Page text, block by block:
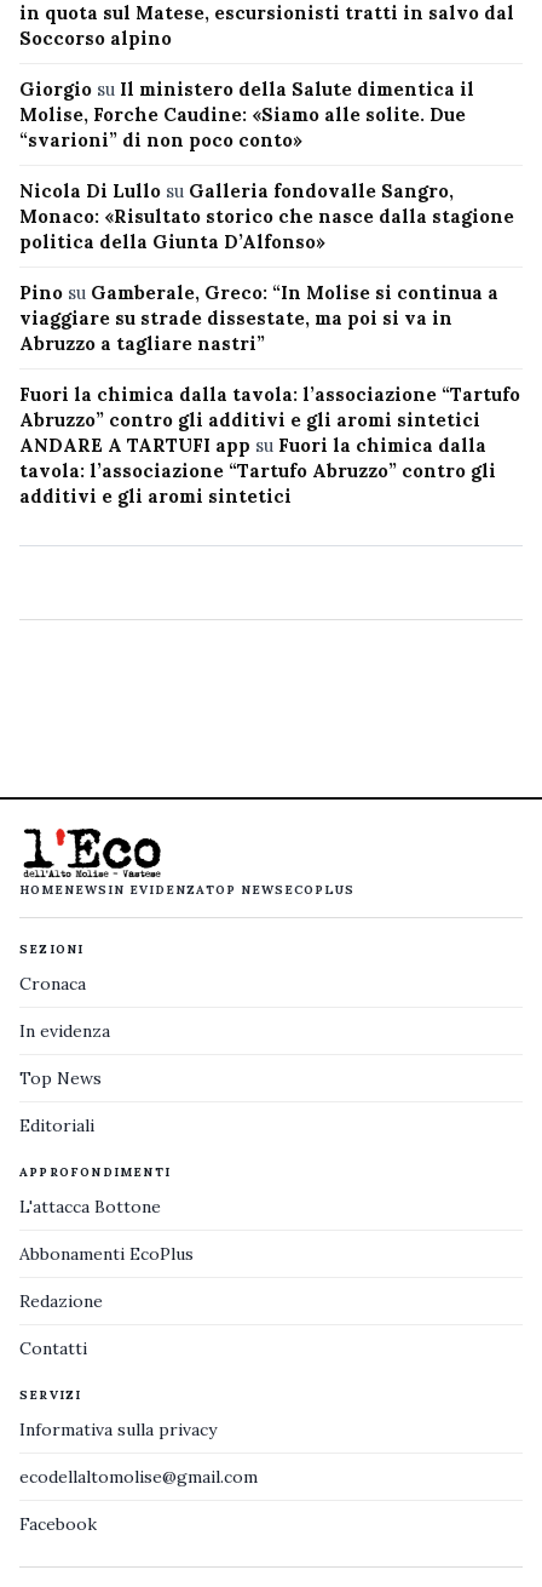
in quota sul Matese, escursionisti tratti in salvo dal
Soccorso alpino
Giorgio su Il ministero della Salute dimentica il
Molise, Forche Caudine: «Siamo alle solite. Due
“svarioni” di non poco conto»
Nicola Di Lullo su Galleria fondovalle Sangro,
Monaco: «Risultato storico che nasce dalla stagione
politica della Giunta D’Alfonso»
Pino su Gamberale, Greco: “In Molise si continua a
viaggiare su strade dissestate, ma poi si va in
Abruzzo a tagliare nastri”
Fuori la chimica dalla tavola: l’associazione “Tartufo
Abruzzo” contro gli additivi e gli aromi sintetici
ANDARE A TARTUFI app su Fuori la chimica dalla
tavola: l’associazione “Tartufo Abruzzo” contro gli
additivi e gli aromi sintetici
HOMENEWS IN EVIDENZATOP NEWS ECOPLUS
SEZIONI
Cronaca
In evidenza
Top News
Editoriali
APPROFONDIMENTI
L'attacca Bottone
Abbonamenti EcoPlus
Redazione
Contatti
SERVIZI
Informativa sulla privacy
ecodellaltomolise@gmail.com
Facebook